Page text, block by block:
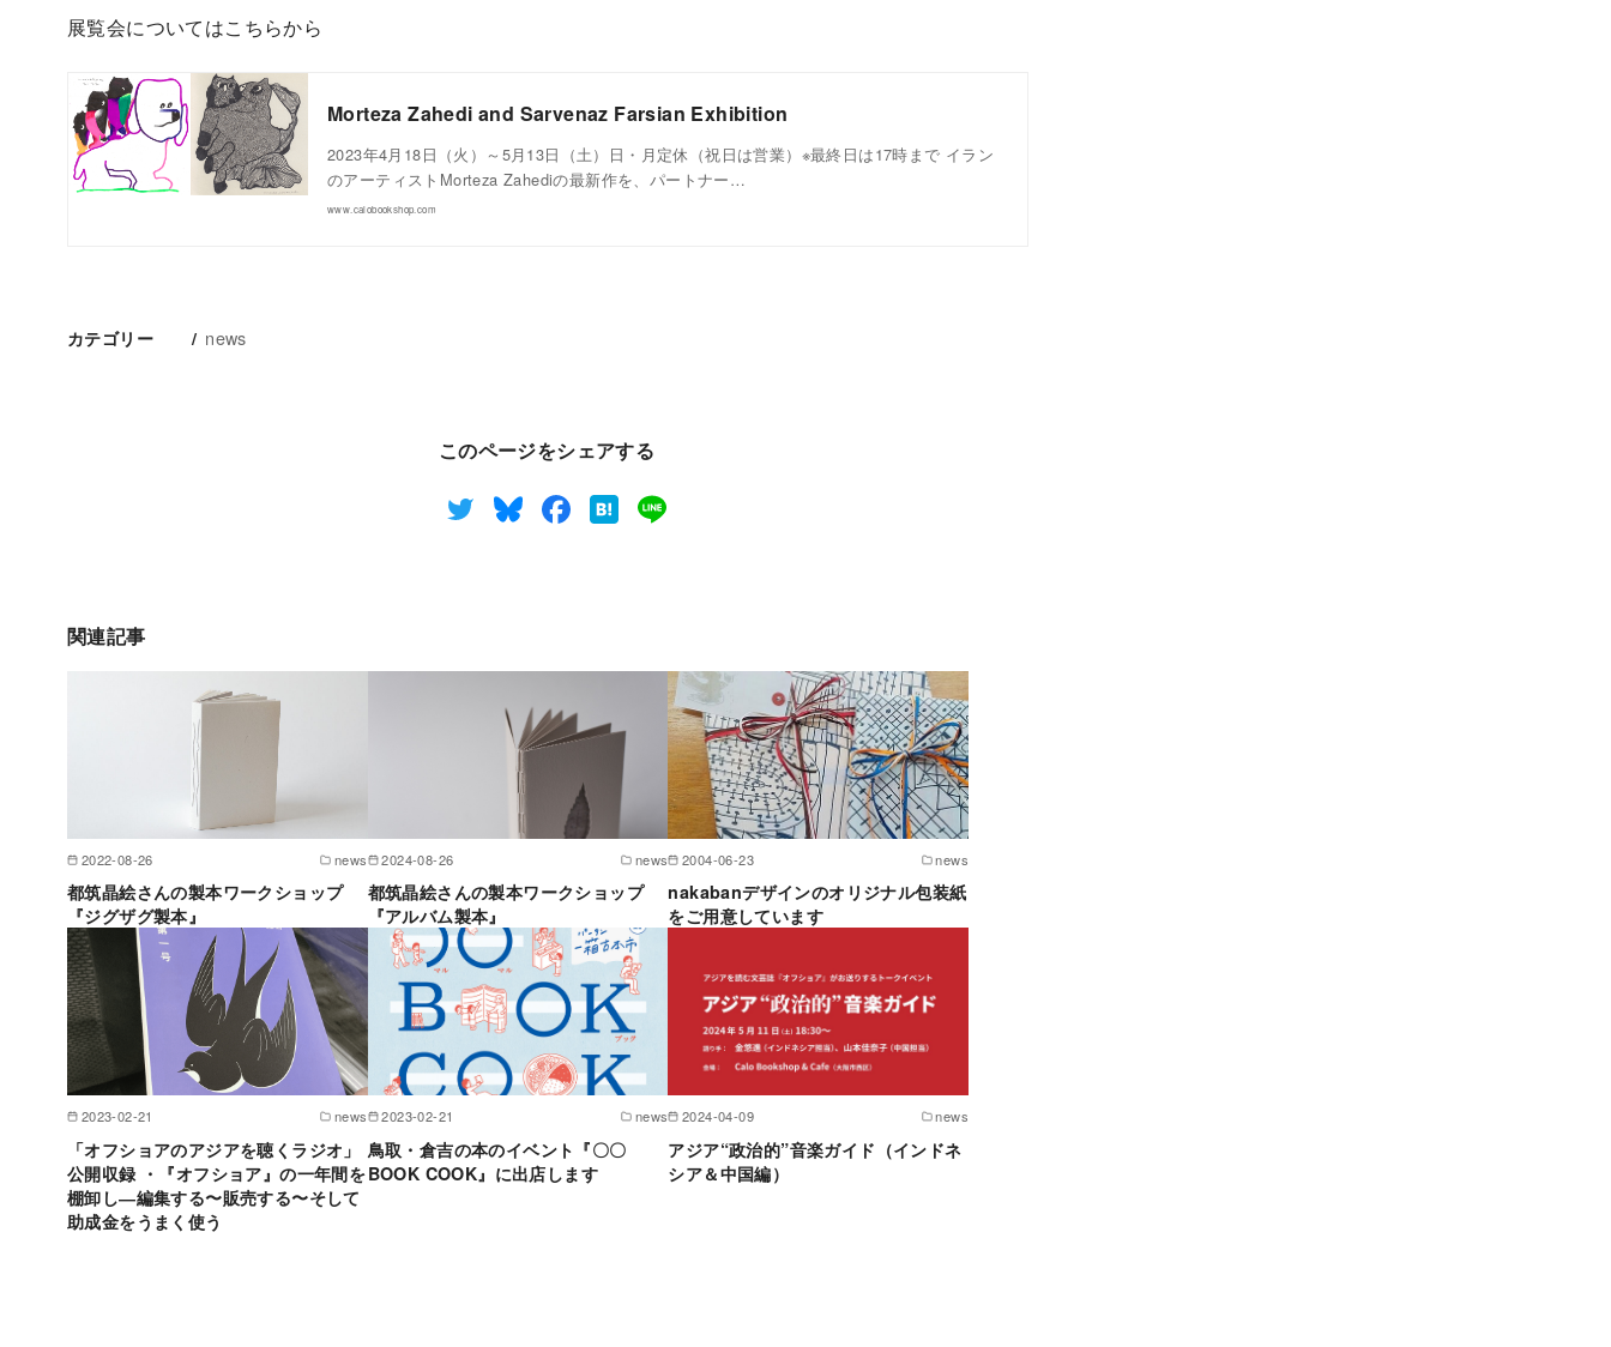
展覧会についてはこちらから
Morteza Zahedi and Sarvenaz Farsian Exhibition
2023年4月18日（火）～5月13日（土）日・月定休（祝日は営業）※最終日は17時まで イラン
のアーティストMorteza Zahediの最新作を、パートナー…
www.calobookshop.com
カテゴリー news
このページをシェアする
関連記事
2022-08-26 news
都筑晶絵さんの製本ワークショップ
『ジグザグ製本』
2024-08-26 news
都筑晶絵さんの製本ワークショップ
『アルバム製本』
2004-06-23 news
nakabanデザインのオリジナル包装紙
をご用意しています
2023-02-21 news
「オフショアのアジアを聴くラジオ」
公開収録 ・『オフショア』の一年間を
棚卸し―編集する〜販売する〜そして
助成金をうまく使う
2023-02-21 news
鳥取・倉吉の本のイベント『〇〇
BOOK COOK』に出店します
2024-04-09 news
アジア“政治的”音楽ガイド（インドネ
シア＆中国編）